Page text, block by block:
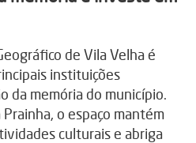
de Vila Velha é
instituições
da memória do município.
o espaço mantém
culturais e abriga